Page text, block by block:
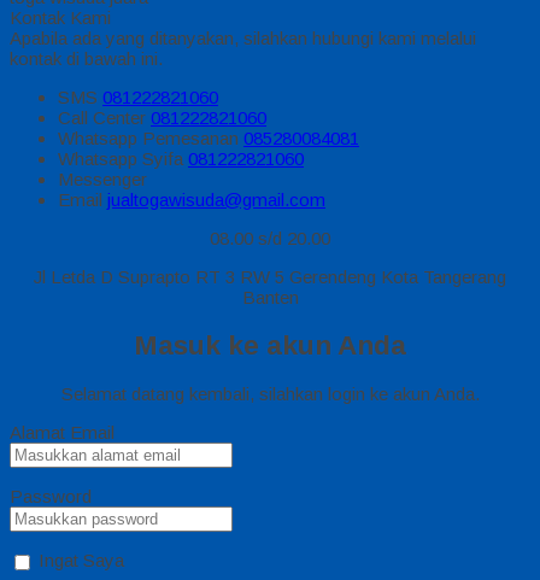
Kontak Kami
Apabila ada yang ditanyakan, silahkan hubungi kami melalui
kontak di bawah ini.
SMS 081222821060
Call Center 081222821060
Whatsapp Pemesanan 085280084081
Whatsapp Syifa 081222821060
Messenger
Email jualtogawisuda@gmail.com
08.00 s/d 20.00
Jl Letda D Suprapto RT 3 RW 5 Gerendeng Kota Tangerang
Banten
Masuk ke akun Anda
Selamat datang kembali, silahkan login ke akun Anda.
Alamat Email
Password
Ingat Saya